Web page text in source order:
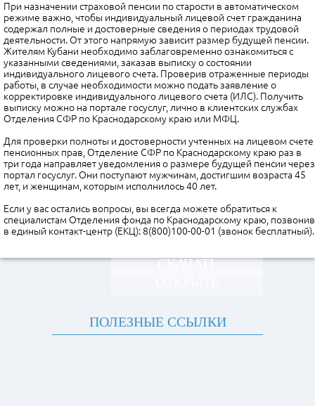
При назначении страховой пенсии по старости в автоматическом
режиме важно, чтобы индивидуальный лицевой счет гражданина
содержал полные и достоверные сведения о периодах трудовой
деятельности. От этого напрямую зависит размер будущей пенсии.
Жителям Кубани необходимо заблаговременно ознакомиться с
указанными сведениями, заказав выписку о состоянии
индивидуального лицевого счета. Проверив отраженные периоды
работы, в случае необходимости можно подать заявление о
корректировке индивидуального лицевого счета (ИЛС). Получить
выписку можно на портале госуслуг, лично в клиентских службах
Отделения СФР по Краснодарскому краю или МФЦ.
Для проверки полноты и достоверности учтенных на лицевом счете
пенсионных прав, Отделение СФР по Краснодарскому краю раз в
три года направляет уведомления о размере будущей пенсии через
портал госуслуг. Они поступают мужчинам, достигшим возраста 45
лет, и женщинам, которым исполнилось 40 лет.
Если у вас остались вопросы, вы всегда можете обратиться к
специалистам Отделения фонда по Краснодарскому краю, позвонив
в единый контакт-центр (ЕКЦ): 8(800)100-00-01 (звонок бесплатный).
СКАЧАТЬ
ПОЛЕЗНЫЕ ССЫЛКИ